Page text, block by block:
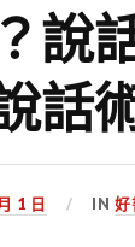
說
話
1 日 IN好